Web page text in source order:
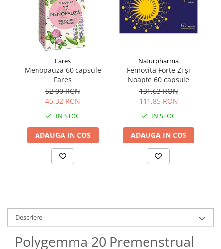
Fares
Menopauza 60 capsule
Fares
52,00 RON
45,32 RON
IN STOC
ADAUGA IN COS
Naturpharma
Femovita Forte Zi și
Noapte 60 capsule
131,63 RON
111,85 RON
IN STOC
ADAUGA IN COS
Descriere
Polygemma 20 Premenstrual